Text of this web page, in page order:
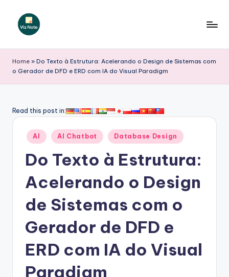
iz
N
t
Home » Do Texto à Estrutura: Acelerando o Design de Sistemas com
o Gerador de DFD e ERD com IA do Visual Paradigm
Read this post in:
Posted
in
AI AI Chatbot Database Design
Do Texto à Estrutura:
Acelerando o Design
de Sistemas com o
Gerador de DFD e
ERD com IA do Visual
Paradigm